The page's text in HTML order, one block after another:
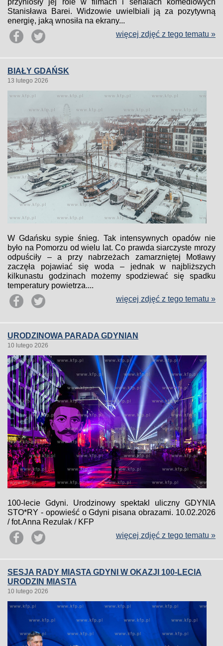
przyniosły jej role w filmach i serialach komediowych
Stanisława Barei. Widzowie uwielbiali ją za pozytywną
energię, jaką wnosiła na ekrany...
więcej zdjęć z tego tematu »
BIAŁY GDAŃSK
13 lutego 2026
W Gdańsku sypie śnieg. Tak intensywnych opadów nie
było na Pomorzu od wielu lat. Co prawda siarczyste mrozy
odpuściły – a przy nabrzeżach zamarzniętej Motławy
zaczęła pojawiać się woda – jednak w najbliższych
kilkunastu godzinach możemy spodziewać się spadku
temperatury powietrza....
więcej zdjęć z tego tematu »
URODZINOWA PARADA GDYNIAN
10 lutego 2026
100-lecie Gdyni. Urodzinowy spektakl uliczny GDYNIA
STO*RY - opowieść o Gdyni pisana obrazami. 10.02.2026
/ fot.Anna Rezulak / KFP
więcej zdjęć z tego tematu »
SESJA RADY MIASTA GDYNI W OKAZJI 100-LECIA
URODZIN MIASTA
10 lutego 2026